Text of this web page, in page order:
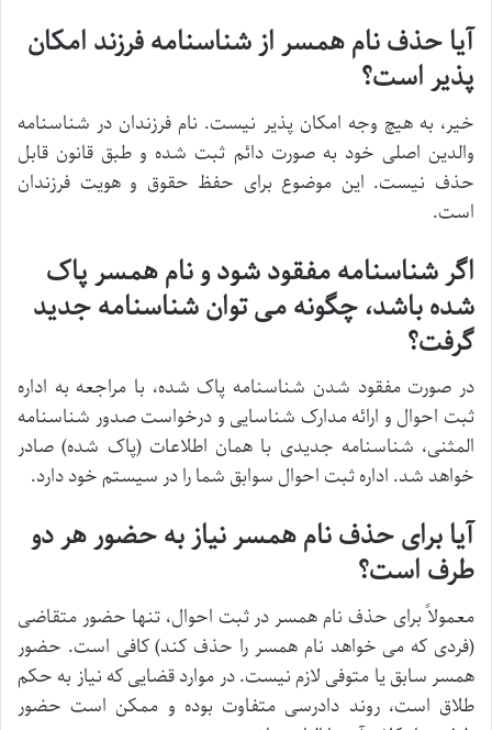
آیا حذف نام همسر از شناسنامه فرزند امکان
پذیر است؟
خیر، به هیچ وجه امکان پذیر نیست. نام فرزندان در شناسنامه
والدین اصلی خود به صورت دائم ثبت شده و طبق قانون قابل
حذف نیست. این موضوع برای حفظ حقوق و هویت فرزندان
است.
اگر شناسنامه مفقود شود و نام همسر پاک
شده باشد، چگونه می توان شناسنامه جدید
گرفت؟
در صورت مفقود شدن شناسنامه پاک شده، با مراجعه به اداره
ثبت احوال و ارائه مدارک شناسایی و درخواست صدور شناسنامه
المثنی، شناسنامه جدیدی با همان اطلاعات (پاک شده) صادر
خواهد شد. اداره ثبت احوال سوابق شما را در سیستم خود دارد.
آیا برای حذف نام همسر نیاز به حضور هر دو
طرف است؟
معمولاً برای حذف نام همسر در ثبت احوال، تنها حضور متقاضی
(فردی که می خواهد نام همسر را حذف کند) کافی است. حضور
همسر سابق یا متوفی لازم نیست. در موارد قضایی که نیاز به حکم
طلاق است، روند دادرسی متفاوت بوده و ممکن است حضور